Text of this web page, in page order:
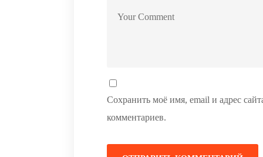
Сохранить моё имя, email и адрес
комментариев.